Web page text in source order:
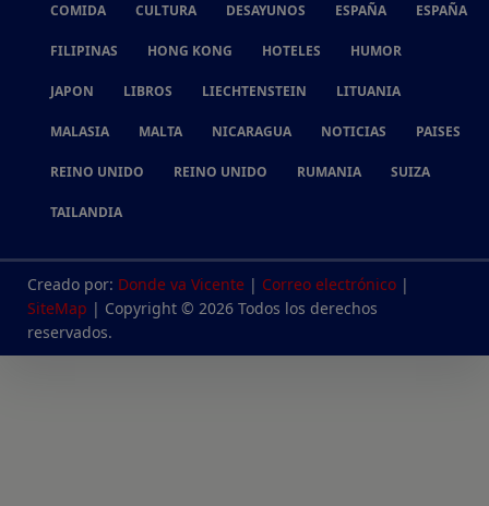
COMIDA CULTURA DESAYUNOS ESPAÑA ESPAÑA
FILIPINAS HONG KONG HOTELES HUMOR
JAPON LIBROS LIECHTENSTEIN LITUANIA
MALASIA MALTA NICARAGUA NOTICIAS PAISES
REINO UNIDO REINO UNIDO RUMANIA SUIZA
TAILANDIA
Creado por: Donde va Vicente | Correo electrónico |
SiteMap | Copyright © 2026 Todos los derechos
reservados.